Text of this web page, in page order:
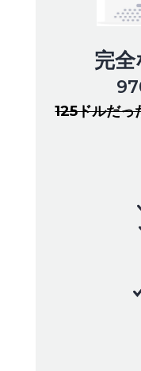
完
125ドルだ